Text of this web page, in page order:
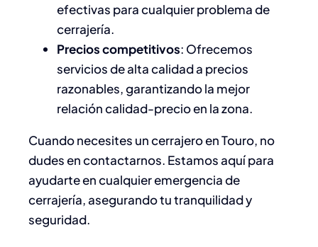
efectivas para cualquier problema de
cerrajería.
Precios competitivos: Ofrecemos
servicios de alta calidad a precios
razonables, garantizando la mejor
relación calidad-precio en la zona.
Cuando necesites un cerrajero en Touro, no
dudes en contactarnos. Estamos aquí para
ayudarte en cualquier emergencia de
cerrajería, asegurando tu tranquilidad y
seguridad.